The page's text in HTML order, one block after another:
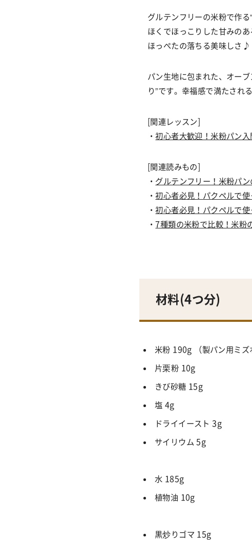
グルテンフリーの米粉で作る“
ほくでほっこりした甘みの
ほっぺたの落ちる美味しさ
♪
パン生地に包まれた、オー
り”です。幸福感で満たされ
[関連レッスン]
・初心者大歓迎！米粉パン入
[関連読みもの]
・ グルテンフリー！米粉パ
・初心者必見！パクペルで
・初心者必見！パクペルで
・7種類の米粉で比較！米粉
材料(4つ分)
米粉 190g （製パン用ミズ
片栗粉 10g
きび砂糖 15g
塩 4g
ドライイースト 3g
サイリウム 5g
水 185g
植物油 10g
黒炒りゴマ 15g